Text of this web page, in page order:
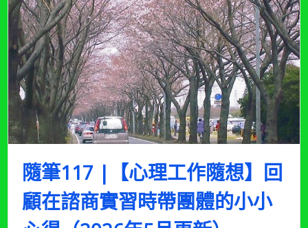
1
次
與
第
2
次
內
團
體
經
驗
（2026
年
月
隨筆117 |【心理工作隨想】回
顧在諮商實習時帶團體的小小